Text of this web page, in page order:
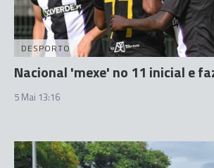
DESPORTO
Nacional 'mexe' no 11 inicial e
5 Mai 13:16